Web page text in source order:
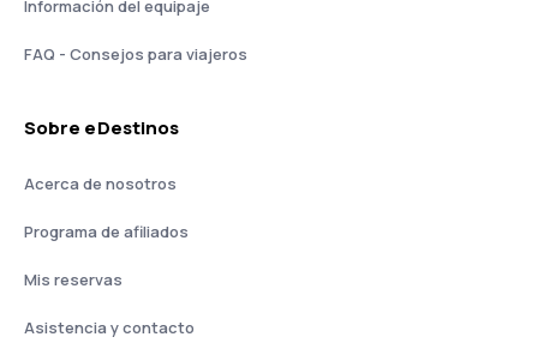
Información del equipaje
FAQ - Consejos para viajeros
Sobre eDestinos
Acerca de nosotros
Programa de afiliados
Mis reservas
Asistencia y contacto